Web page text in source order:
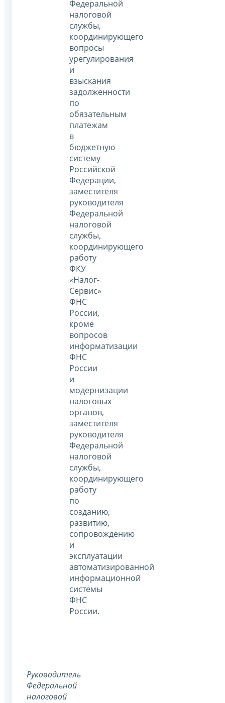
Федеральной
налоговой
службы,
координирующего
вопросы
урегулирования
и
взыскания
задолженности
по
обязательным
платежам
в
бюджетную
систему
Российской
Федерации,
заместителя
руководителя
Федеральной
налоговой
службы,
координирующего
работу
ФКУ
«Налог-
Сервис»
ФНС
России,
кроме
вопросов
информатизации
ФНС
России
и
модернизации
налоговых
органов,
заместителя
руководителя
Федеральной
налоговой
службы,
координирующего
работу
по
созданию,
развитию,
сопровождению
и
эксплуатации
автоматизированной
информационной
системы
ФНС
России.
Руководитель
Федеральной
налоговой